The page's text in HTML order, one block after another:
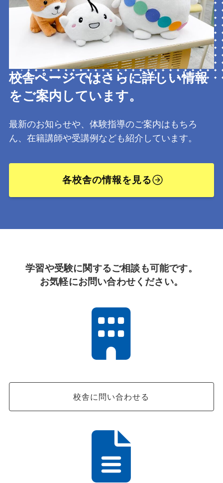
校舎ページではさらに詳しい情報
をご案内しています。
最新のお知らせや、体験指導のご案内はもちろ
ん、在籍講師や受講例なども紹介しています。
各校舎の情報を見る
学習や受験に関するご相談も可能です。
お気軽にお問い合わせください。
校舎に問い合わせる